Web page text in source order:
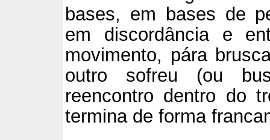
bases, em bases de
em discordância e
movimento, pára
outro sofreu (ou
reencontro dentro do
termina de forma